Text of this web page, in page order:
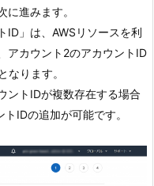
に進みます。
ID」は、AWSリソースを利
アカウント2のアカウントID
ります。
ントIDが複数存在する場合
IDの追加が可能です。